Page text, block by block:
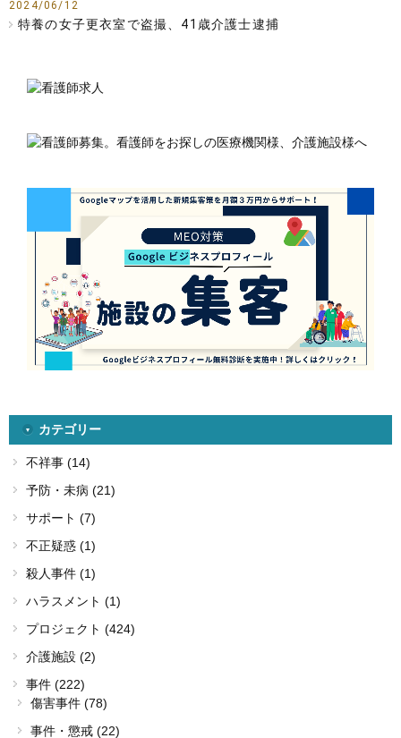
2024/06/12
特養の女子更衣室で盗撮、41歳介護士逮捕
カテゴリー
不祥事 (14)
予防・未病 (21)
サポート (7)
不正疑惑 (1)
殺人事件 (1)
ハラスメント (1)
プロジェクト (424)
介護施設 (2)
事件 (222)
傷害事件 (78)
事件・懲戒 (22)